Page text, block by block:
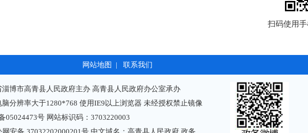
扫码使用
网站地图 | 联系我们
淄博市高青县人民政府主办 高青县人民政府办公室承办
脑分辨率大于1280*768 使用IE9以上浏览器 未经授权禁止镜像
05024473号 网站标识码：3703220003